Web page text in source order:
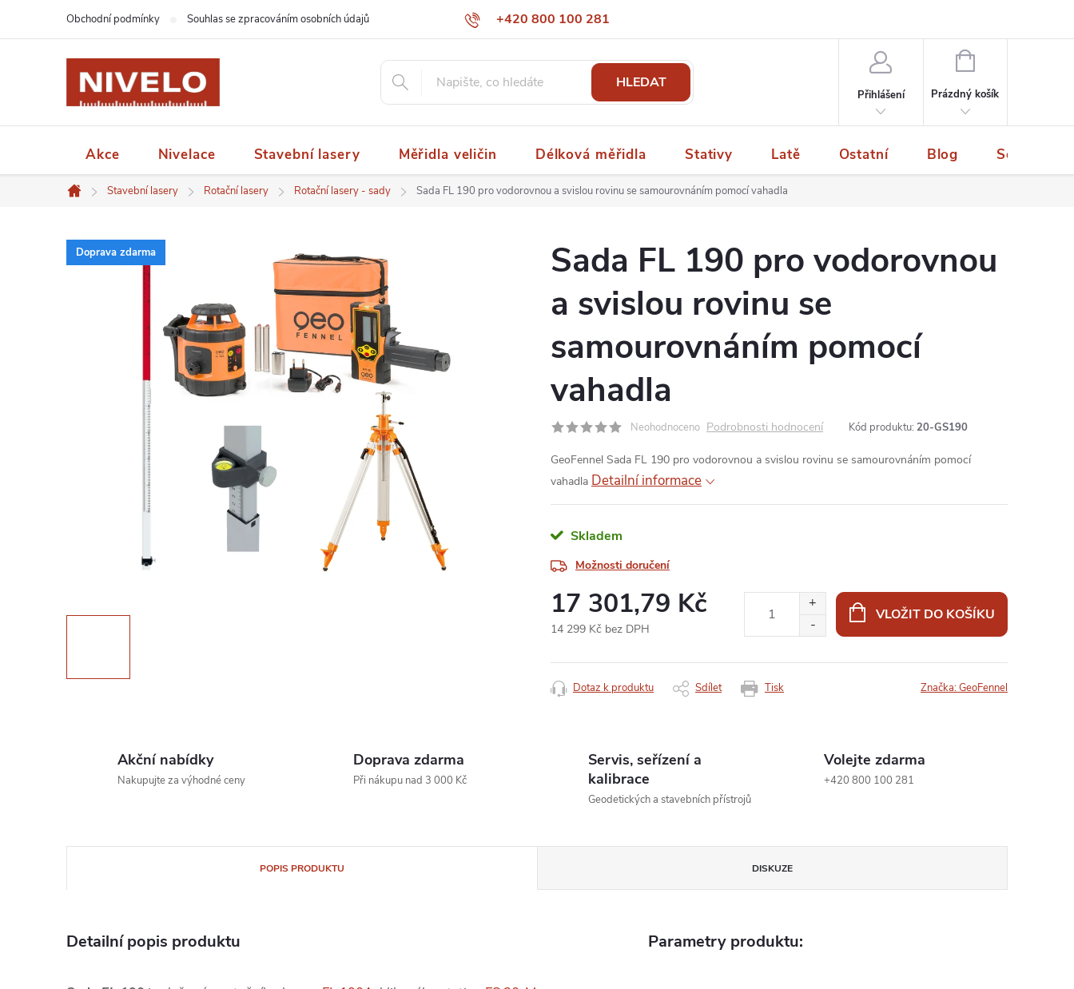
+420 800 100 281
papaspol@papaspol.cz
Obchodní podmínky Souhlas se zpracováním osobních údajů
HLEDAT
Přihlášení
NÁKUPNÍ
Prázdný košík
Akce Nivelace Stavební lasery Měřidla veličin Délková měřidla Stativy Latě Ostatní Blog Servis a
Domů
Stavební lasery Rotační lasery Rotační lasery - sady Sada FL 190 pro vodorovnou a svislou rovinu se samourovnáním pomocí vahadla
Doprava zdarma
Sada FL 190 pro vodorovnou
a svislou rovinu se
samourovnáním pomocí
vahadla
Neohodnoceno Podrobnosti hodnocení Kód produktu: 20-GS190
GeoFennel Sada FL 190 pro vodorovnou a svislou rovinu se samourovnáním pomocí
vahadla Detailní informace
Skladem
Možnosti doručení
17 301,79 Kč
14 299 Kč bez DPH
cena:
VLOŽIT DO KOŠÍKU
Tisk
Dotaz k produktu Sdílet Značka:GeoFennel
Akční nabídky
Nakupujte za výhodné ceny
Doprava zdarma
Při nákupu nad 3 000 Kč
Servis, seřízení a
kalibrace
Geodetických a stavebních přístrojů
Volejte zdarma
+420 800 100 281
POPIS PRODUKTU DISKUZE
Detailní popis produktu Parametry produktu: